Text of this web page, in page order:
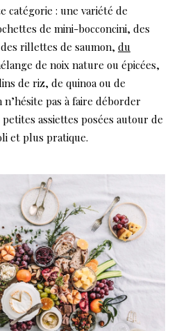
catégorie : une variété de
de mini-bocconcini, des
rillettes de saumon, du
de noix nature ou épicées,
de riz, de quinoa ou de
pas à faire déborder
assiettes posées autour de
et plus pratique.